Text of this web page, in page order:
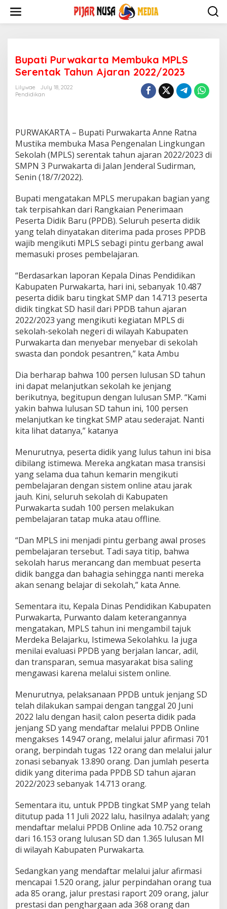
content
Bupati Purwakarta Membuka MPLS
Serentak Tahun Ajaran 2022/2023
Lilywae
July 18, 2022
Pendidikan
PURWAKARTA – Bupati Purwakarta Anne Ratna
Mustika membuka Masa Pengenalan Lingkungan
Sekolah (MPLS) serentak tahun ajaran 2022/2023 di
SMPN 3 Purwakarta di Jalan Jenderal Sudirman,
Senin (18/7/2022).
Bupati mengatakan MPLS merupakan bagian yang
tak terpisahkan dari Rangkaian Penerimaan
Peserta Didik Baru (PPDB). Seluruh peserta didik
yang telah dinyatakan diterima pada proses PPDB
wajib mengikuti MPLS sebagi pintu gerbang awal
memasuki proses pembelajaran.
“Berdasarkan laporan Kepala Dinas Pendidikan
Kabupaten Purwakarta, hari ini, sebanyak 10.487
peserta didik baru tingkat SMP dan 14.713 peserta
didik tingkat SD hasil dari PPDB tahun ajaran
2022/2023 yang mengikuti kegiatan MPLS di
sekolah-sekolah negeri di wilayah Kabupaten
Purwakarta dan menyebar menyebar di sekolah
swasta dan pondok pesantren,” kata Ambu
Dia berharap bahwa 100 persen lulusan SD tahun
ini dapat melanjutkan sekolah ke jenjang
berikutnya, begitupun dengan lulusan SMP. “Kami
yakin bahwa lulusan SD tahun ini, 100 persen
melanjutkan ke tingkat SMP atau sederajat. Nanti
kita lihat datanya,” katanya
Menurutnya, peserta didik yang lulus tahun ini bisa
dibilang istimewa. Mereka angkatan masa transisi
yang selama dua tahun kemarin mengikuti
pembelajaran dengan sistem online atau jarak
jauh. Kini, seluruh sekolah di Kabupaten
Purwakarta sudah 100 persen melakukan
pembelajaran tatap muka atau offline.
“Dan MPLS ini menjadi pintu gerbang awal proses
pembelajaran tersebut. Tadi saya titip, bahwa
sekolah harus merancang dan membuat peserta
didik bangga dan bahagia sehingga nanti mereka
akan senang belajar di sekolah,” kata Anne.
Sementara itu, Kepala Dinas Pendidikan Kabupaten
Purwakarta, Purwanto dalam keterangannya
mengatakan, MPLS tahun ini mengambil tajuk
Merdeka Belajarku, Istimewa Sekolahku. Ia juga
menilai evaluasi PPDB yang berjalan lancar, adil,
dan transparan, semua masyarakat bisa saling
mengawasi karena melalui sistem online.
Menurutnya, pelaksanaan PPDB untuk jenjang SD
telah dilakukan sampai dengan tanggal 20 Juni
2022 lalu dengan hasil; calon peserta didik pada
jenjang SD yang mendaftar melalui PPDB Online
mengakses 14.947 orang, melalui jalur afirmasi 701
orang, berpindah tugas 122 orang dan melalui jalur
zonasi sebanyak 13.890 orang. Dan jumlah peserta
didik yang diterima pada PPDB SD tahun ajaran
2022/2023 sebanyak 14.713 orang.
Sementara itu, untuk PPDB tingkat SMP yang telah
ditutup pada 11 Juli 2022 lalu, hasilnya adalah; yang
mendaftar melalui PPDB Online ada 10.752 orang
dari 16.153 orang lulusan SD dan 1.365 lulusan MI
di wilayah Kabupaten Purwakarta.
Sedangkan yang mendaftar melalui jalur afirmasi
mencapai 1.520 orang, jalur perpindahan orang tua
ada 85 orang, jalur prestasi raport 209 orang, jalur
prestasi dan penghargaan ada 368 orang dan